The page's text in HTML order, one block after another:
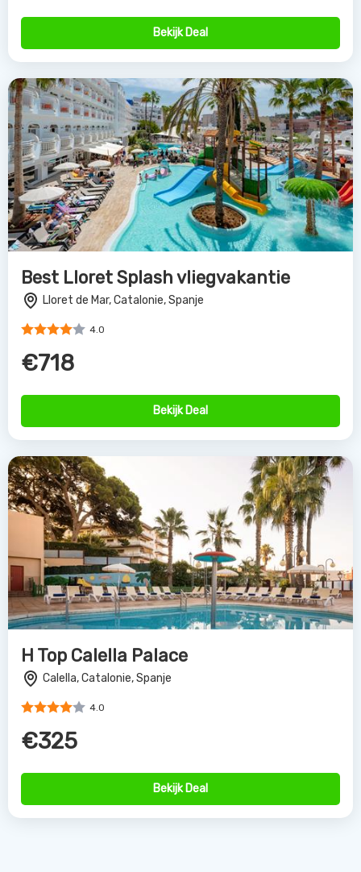
Bekijk Deal
Best Lloret Splash vliegvakantie
Lloret de Mar, Catalonie, Spanje
4.0
€718
Bekijk Deal
H Top Calella Palace
Calella, Catalonie, Spanje
4.0
€325
Bekijk Deal